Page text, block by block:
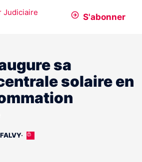
S'abonner
sa
solaire en
Cet